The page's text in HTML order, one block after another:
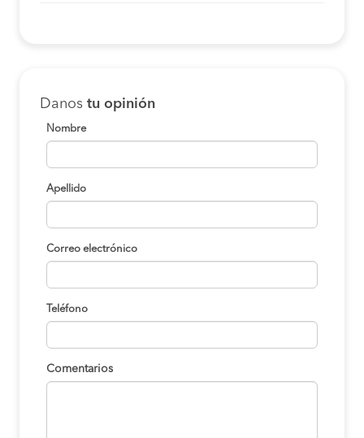
Danos tu opinión
Nombre
Apellido
Correo electrónico
Teléfono
Comentarios